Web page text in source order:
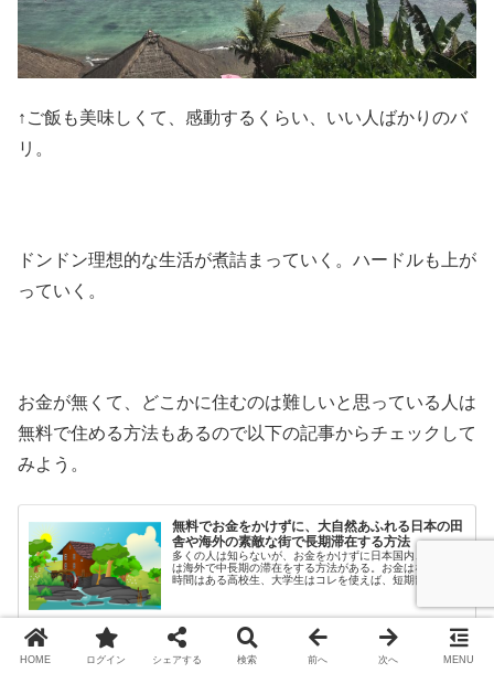
↑ご飯も美味しくて、感動するくらい、いい人ばかりのバ
リ。
ドンドン理想的な生活が煮詰まっていく。ハードルも上が
っていく。
お金が無くて、どこかに住むのは難しいと思っている人は
無料で住める方法もあるので以下の記事からチェックして
みよう。
無料でお金をかけずに、大自然あふれる日本の田
舎や海外の素敵な街で長期滞在する方法
多くの人は知らないが、お金をかけずに日本国内、もしく
は海外で中長期の滞在をする方法がある。お金はないけど
時間はある高校生、大学生はコレを使えば、短期留学する
lifestyle-shift.net 2021.11.07
HOME ログイン シェアする 検索 前へ 次へ MENU